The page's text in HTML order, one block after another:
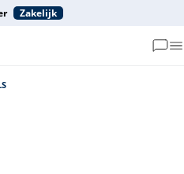
Zakelijk